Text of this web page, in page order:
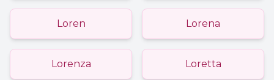
Loren Lorena
Lorenza Loretta